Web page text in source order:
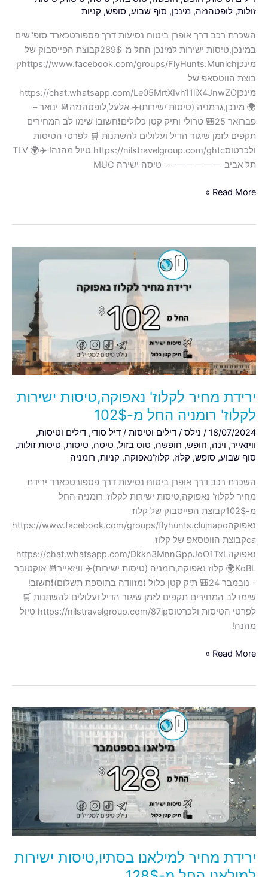
זולות, לופטהנזה, מינכן, סוף שבוע, סופש, קניות
השכרת רכב דרך אופרן ביטוח נסיעות דרך פספורטכארד סופ"שים
במינכן,טיסות ישירות למינכן החל מ-289$קבוצת הפייסבוק של
מינכןhttps://www.facebook.com/groups/FlyHunts.Munichק
בוצת הווטסאפ של
מינכןhttps://chat.whatsapp.com/Le05MrtXIvh11liX4JnwZO
🌍 מינכן,גרמניה (טיסות ישירות)✈️ אלעל,לופטהנזה📆 ינואר –
פברואר 25🎒 טרולי ותיק קטן כלולים❗️חשוב! שימו לב המחירים
תקפים לזמן שיגור הדיל ועלולים להשתנות 🛒 לפרטי הטיסות
ולכרטוסhttps://nilstravelgroup.com/ghtc טיול מהנה! ✈️🌍 TLV
תל אביב ——————- טיסה ישירה MUC
Read More »
ירידת מחיר לקלוז' נאפוקה,טיסות ישירות
לקלוז' רומניה החל מ-102$
18/07/2024
/ נילס / דילים וטיסות / דיל סודי, דילים וטיסות,
וויזאייר, וינה, חופש, חופשה, טוס בזול, טיסה, טיסות, טיסות זולות,
סוף שבוע, סופש, קלוז, קלוז'נאפוקה, קניות, רומניה
השכרת רכב דרך אופרן ביטוח נסיעות דרך פספורטכארד ירידת
מחיר לקלוז' נאפוקה,טיסות ישירות לקלוז' רומניה החל
מ-102$קבוצת הפייסבוק של קלוז
נאפוקהhttps://www.facebook.com/groups/flyhunts.clujnapo
caקבוצת הווטסאפ של קלוז
נאפוקהhttps://chat.whatsapp.com/Dkkn3MnnGppJoO1TxL
KoBL🌍 קלוז נאפוקה,רומניה (טיסות ישירות)✈️ וויזאייר📆 אוקטובר
– נובמבר 24🎒 תיק קטן כלול (מזוודה בתוספת תשלום)❗️חשוב!
שימו לב המחירים תקפים לזמן שיגור הדיל ועלולים להשתנות 🛒
לפרטי הטיסות ולכרטוסhttps://nilstravelgroup.com/87ip טיול
מהנה!
ישירות
לקלוז'
רומניה
החל
מ-102$
Read More »
ירידת מחיר למילאנו בסתיו,טיסות ישירות
ירידת
מחיר
למילאנו
בסתיו,טיסות
ישירות
למילאנו
החל
מ-128$